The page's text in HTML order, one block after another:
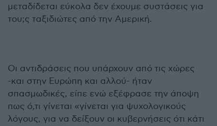
μεταδίδεται εύκολα δεν έχουμε συστάσεις για
του;ς ταξιδιώτες από την Αμερική.
Οι αντιδράσεις που υπάρχουν από τις χώρες
-και στην Ευρώπη και αλλού- ήταν
σπασμωδικές, είπε ενώ εξέφρασε την άποψη
πως ό,τι γίνεται «γίνεται για ψυχολογικούς
λόγους, για να δείξουν οι κυβερνήσεις ότι κάτι